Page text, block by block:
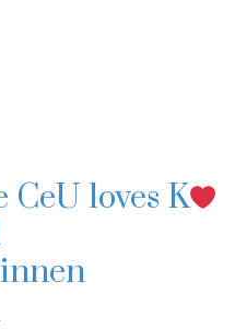
CeU loves K